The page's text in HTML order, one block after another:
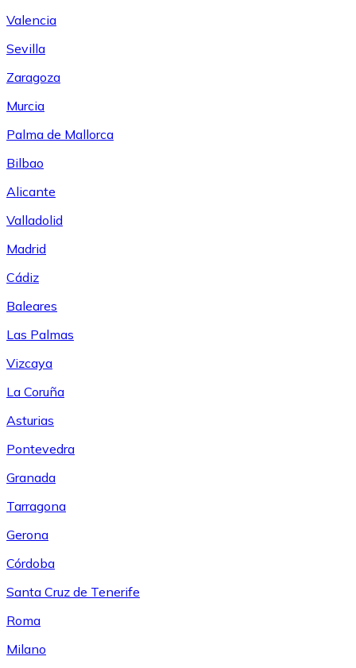
Valencia
Sevilla
Zaragoza
Murcia
Palma de Mallorca
Bilbao
Alicante
Valladolid
Madrid
Cádiz
Baleares
Las Palmas
Vizcaya
La Coruña
Asturias
Pontevedra
Granada
Tarragona
Gerona
Córdoba
Santa Cruz de Tenerife
Roma
Milano